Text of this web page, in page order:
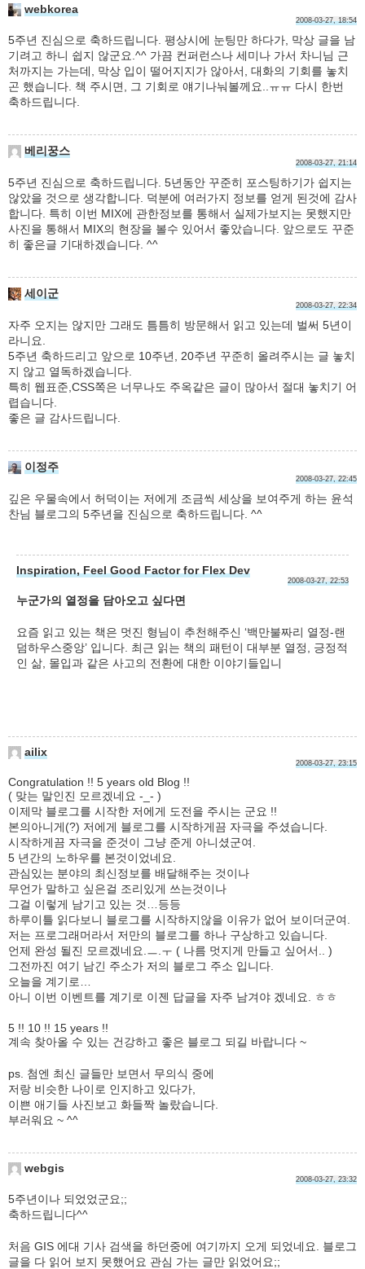
webkorea
2008-03-27, 18:54
5주년 진심으로 축하드립니다. 평상시에 눈팅만 하다가, 막상 글을 남
기려고 하니 쉽지 않군요.^^ 가끔 컨퍼런스나 세미나 가서 차니님 근
처까지는 가는데, 막상 입이 떨어지지가 않아서, 대화의 기회를 놓치
곤 했습니다. 책 주시면, 그 기회로 얘기나눠볼께요..ㅠㅠ 다시 한번
축하드립니다.
베리꿍스
2008-03-27, 21:14
5주년 진심으로 축하드립니다. 5년동안 꾸준히 포스팅하기가 쉽지는
않았을 것으로 생각합니다. 덕분에 여러가지 정보를 얻게 된것에 감사
합니다. 특히 이번 MIX에 관한정보를 통해서 실제가보지는 못했지만
사진을 통해서 MIX의 현장을 볼수 있어서 좋았습니다. 앞으로도 꾸준
히 좋은글 기대하겠습니다. ^^
세이군
2008-03-27, 22:34
자주 오지는 않지만 그래도 틈틈히 방문해서 읽고 있는데 벌써 5년이
라니요.
5주년 축하드리고 앞으로 10주년, 20주년 꾸준히 올려주시는 글 놓치
지 않고 열독하겠습니다.
특히 웹표준,CSS쪽은 너무나도 주옥같은 글이 많아서 절대 놓치기 어
렵습니다.
좋은 글 감사드립니다.
이정주
2008-03-27, 22:45
깊은 우물속에서 허덕이는 저에게 조금씩 세상을 보여주게 하는 윤석
찬님 블로그의 5주년을 진심으로 축하드립니다. ^^
Inspiration, Feel Good Factor for Flex Dev
2008-03-27, 22:53
누군가의 열정을 담아오고 싶다면
요즘 읽고 있는 책은 멋진 형님이 추천해주신 ‘백만불짜리 열정-랜
덤하우스중앙’ 입니다. 최근 읽는 책의 패턴이 대부분 열정, 긍정적
인 삶, 몰입과 같은 사고의 전환에 대한 이야기들입니
ailix
2008-03-27, 23:15
Congratulation !! 5 years old Blog !!
( 맞는 말인진 모르겠네요 -_- )
이제막 블로그를 시작한 저에게 도전을 주시는 군요 !!
본의아니게(?) 저에게 블로그를 시작하게끔 자극을 주셨습니다.
시작하게끔 자극을 준것이 그냥 준게 아니셨군여.
5 년간의 노하우를 본것이었네요.
관심있는 분야의 최신정보를 배달해주는 것이나
무언가 말하고 싶은걸 조리있게 쓰는것이나
그걸 이렇게 남기고 있는 것…등등
하루이틀 읽다보니 블로그를 시작하지않을 이유가 없어 보이더군여.
저는 프로그래머라서 저만의 블로그를 하나 구상하고 있습니다.
언제 완성 될진 모르겠네요.ㅡ.ㅜ ( 나름 멋지게 만들고 싶어서.. )
그전까진 여기 남긴 주소가 저의 블로그 주소 입니다.
오늘을 계기로…
아니 이번 이벤트를 계기로 이젠 답글을 자주 남겨야 겠네요. ㅎㅎ
5 !! 10 !! 15 years !!
계속 찾아올 수 있는 건강하고 좋은 블로그 되길 바랍니다 ~
ps. 첨엔 최신 글들만 보면서 무의식 중에
저랑 비슷한 나이로 인지하고 있다가,
이쁜 애기들 사진보고 화들짝 놀랐습니다.
부러워요 ~ ^^
webgis
2008-03-27, 23:32
5주년이나 되었었군요;;
축하드립니다^^
처음 GIS 에대 기사 검색을 하던중에 여기까지 오게 되었네요. 블로그
글을 다 읽어 보지 못했어요 관심 가는 글만 읽었어요;;